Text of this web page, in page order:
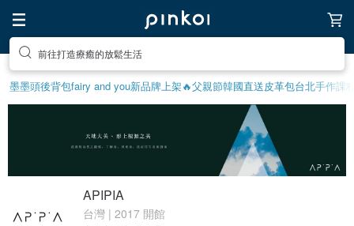
前往打造療癒的放鬆生活
墨墨頭後背包fairy and you新品牌上架🔥父親節韓國直送皮革包台北手作課
APIPIA
台灣 | 2017 開館